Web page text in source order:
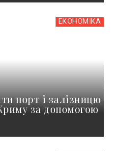
ЕКОНОМІКА
порт і залізницю
за допомогою